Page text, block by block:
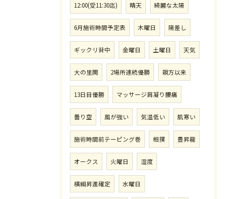
12:00(受11:30迄) 晴天 綺麗な太陽
6月施術時間予定表 木曜日 陽差し
ギックリ背中 金曜日 土曜日 天気
大の里関 2場所連続優勝 親方以来
13日目優勝 マッサージ肩凝り腰痛
曇り空 風が強い 気温低い 肌寒い
施術時間前テーピング巻 相撲 豊昇龍
オークス 火曜日 湿度
横綱昇進確定 水曜日